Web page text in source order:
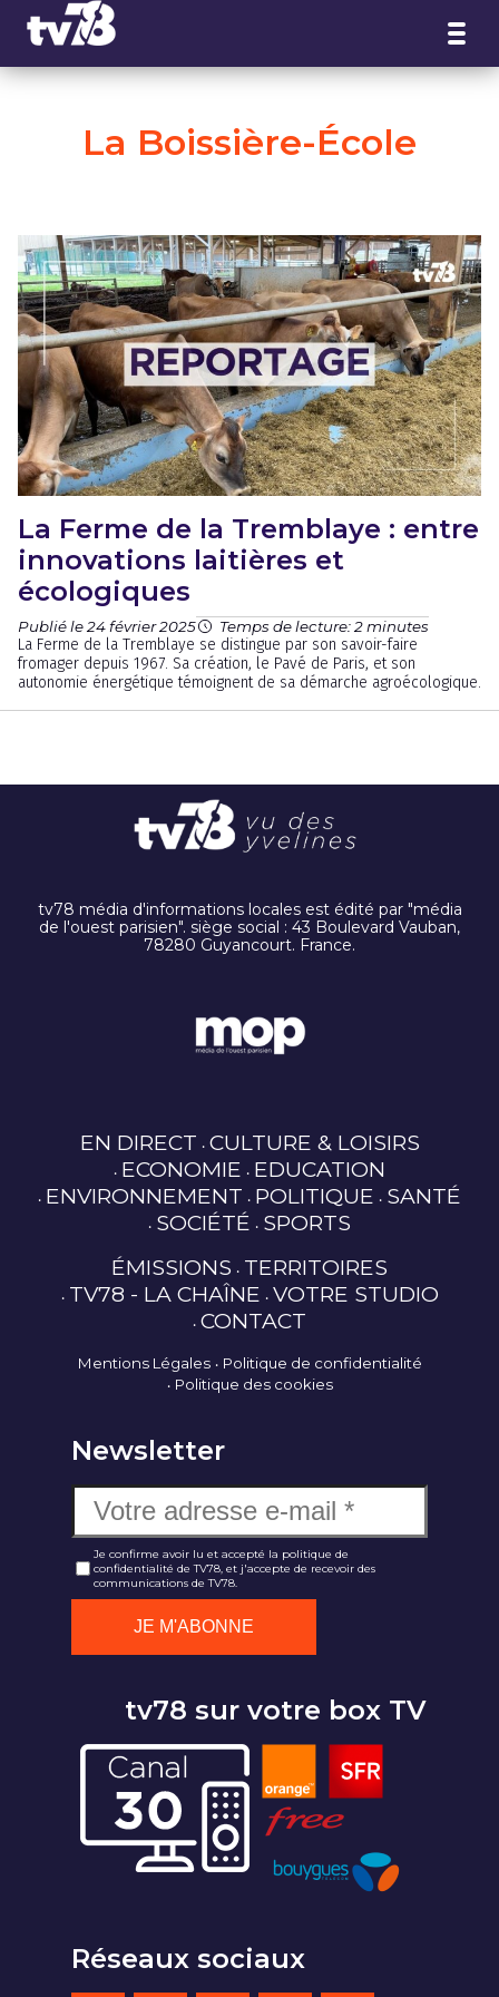
La Boissière-École
La Ferme de la Tremblaye : entre
innovations laitières et
écologiques
Publié le 24 février 2025 Temps de lecture: 2 minutes
La Ferme de la Tremblaye se distingue par son savoir-faire
fromager depuis 1967. Sa création, le Pavé de Paris, et son
autonomie énergétique témoignent de sa démarche agroécologique.
tv78 média d'informations locales est édité par "média
de l'ouest parisien". siège social : 43 Boulevard Vauban,
78280 Guyancourt. France.
EN DIRECT CULTURE & LOISIRS
ECONOMIE EDUCATION
ENVIRONNEMENT POLITIQUE SANTÉ
SOCIÉTÉ SPORTS
ÉMISSIONS TERRITOIRES
TV78 - LA CHAÎNE VOTRE STUDIO
CONTACT
Mentions Légales
Politique de confidentialité
Politique des cookies
Newsletter
Je confirme avoir lu et accepté la politique de
confidentialité de TV78, et j'accepte de recevoir des
communications de TV78.
tv78 sur votre box TV
Réseaux sociaux
Panneau de gestion des cookies